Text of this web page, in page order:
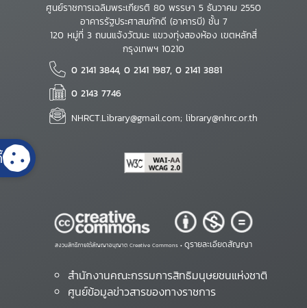
ศูนย์ราชการเฉลิมพระเกียรติ 80 พรรษา 5 ธันวาคม 2550
อาคารรัฐประศาสนภักดี (อาคารบี) ชั้น 7
120 หมู่ที่ 3 ถนนแจ้งวัฒนะ แขวงทุ่งสองห้อง เขตหลักสี่
กรุงเทพฯ 10210
0 2141 3844, 0 2141 1987, 0 2141 3881
0 2143 7746
NHRCT.Library@gmail.com; library@nhrc.or.th
สงวนสิทธิ์ภายใต้สัญญาอนุญาต Creative Commons • ดูรายละเอียดสัญญา
สำนักงานคณะกรรมการสิทธิมนุษยชนแห่งชาติ
ศูนย์ข้อมูลข่าวสารของทางราชการ